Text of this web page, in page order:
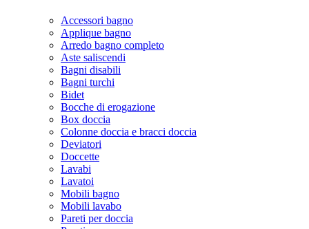
Accessori bagno
Applique bagno
Arredo bagno completo
Aste saliscendi
Bagni disabili
Bagni turchi
Bidet
Bocche di erogazione
Box doccia
Colonne doccia e bracci doccia
Deviatori
Doccette
Lavabi
Lavatoi
Mobili bagno
Mobili lavabo
Pareti per doccia